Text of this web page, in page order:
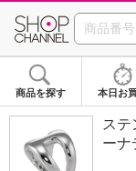
商品を探す 本日お
ステ
ーナ